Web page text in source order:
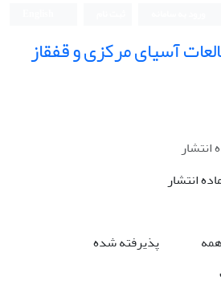
آسیای مرکزی و قفقاز
انتشار
انتشار
همه
پذیرفته شده